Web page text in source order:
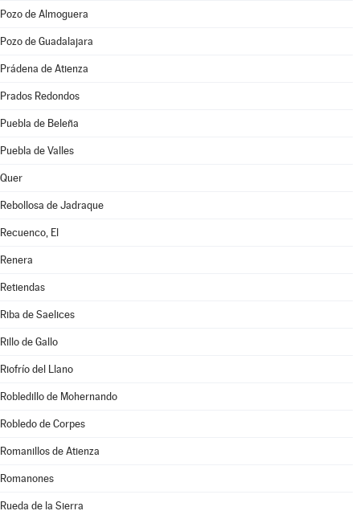
Pozo de Almoguera
Pozo de Guadalajara
Prádena de Atienza
Prados Redondos
Puebla de Beleña
Puebla de Valles
Quer
Rebollosa de Jadraque
Recuenco, El
Renera
Retiendas
Riba de Saelices
Rillo de Gallo
Riofrío del Llano
Robledillo de Mohernando
Robledo de Corpes
Romanillos de Atienza
Romanones
Rueda de la Sierra